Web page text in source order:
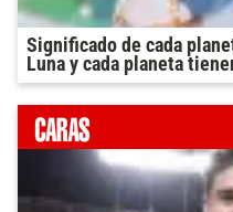
Significado de cada
Luna y cada planeta